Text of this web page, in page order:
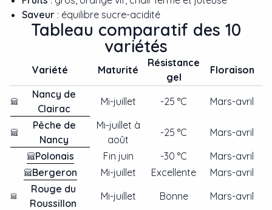
Saveur : équilibre sucre-acidité
Tableau comparatif des 10
variétés
Variété Maturité
Résistance
gel
Floraison
Nancy de
Clairac
Mi-juillet -25 °C
Mars-avril
Pêche de
Nancy
Mi-juillet à
août
-25 °C
Mars-avril
Polonais
Fin juin -30 °C
Mars-avril
Bergeron
Mi-juillet Excellente
Mars-avril
Rouge du
Roussillon
Mi-juillet Bonne
Mars-avril